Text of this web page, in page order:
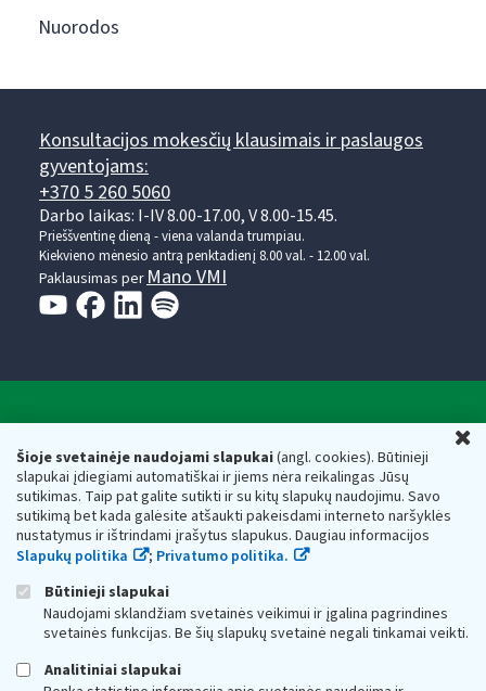
Šioje svetainėje naudojami slapukai(angl. cookies). Būtinieji
slapukai įdiegiami automatiškai ir jiems nėra reikalingas Jūsų
sutikimas. Taip pat galite sutikti ir su kitų slapukų naudojimu. Savo
sutikimą bet kada galėsite atšaukti pakeisdami interneto naršyklės
nustatymus ir ištrindami įrašytus slapukus. Daugiau informacijos
Slapukų politika
; Privatumo politika.
Būtinieji slapukai
Naudojami sklandžiam svetainės veikimui ir įgalina pagrindines
svetainės funkcijas. Be šių slapukų svetainė negali tinkamai veikti.
Analitiniai slapukai
Nuorodos
Konsultacijos mokesčių klausimais ir paslaugos
gyventojams:
+370 5 260 5060
Darbo laikas: I-IV 8.00-17.00, V 8.00-15.45.
Prieššventinę dieną - viena valanda trumpiau.
Kiekvieno mėnesio antrą penktadienį 8.00 val. - 12.00 val.
Paklausimas per Mano VMI
Respublikos finansų ministerijos
Biudžetinė įstaiga. Juridinio asmens kodas — 188659752,
adresas: Vasario 16-osios g. 14, 01107 Vilnius, Lietuva, el.paštas:
vmi@vmi.lt, E. pristatymo dėžutės adresas 188659752
Duomenys apie Valstybinę mokesčių inspekciją prie Lietuvos
Respublikos finansų ministerijos kaupiami ir saugomi Juridinių